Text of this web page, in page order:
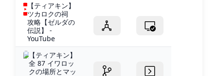
【ティアキン】
ツカロクの祠
攻略【ゼルダの
伝説】 -
YouTube
【ティアキン】
全 87 イワロッ
クの場所とマッ